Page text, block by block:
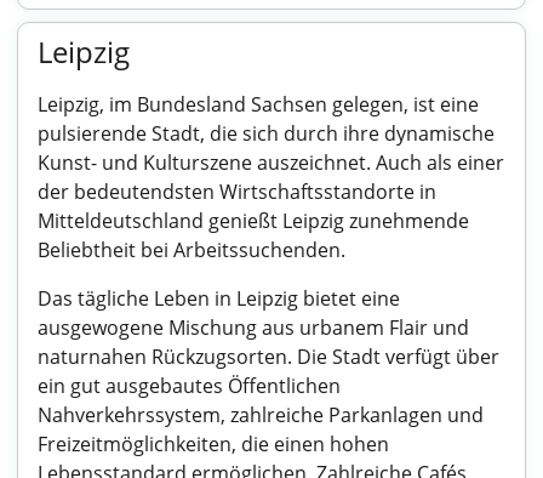
Leipzig
Leipzig, im Bundesland Sachsen gelegen, ist eine
pulsierende Stadt, die sich durch ihre dynamische
Kunst- und Kulturszene auszeichnet. Auch als einer
der bedeutendsten Wirtschaftsstandorte in
Mitteldeutschland genießt Leipzig zunehmende
Beliebtheit bei Arbeitssuchenden.
Das tägliche Leben in Leipzig bietet eine
ausgewogene Mischung aus urbanem Flair und
naturnahen Rückzugsorten. Die Stadt verfügt über
ein gut ausgebautes Öffentlichen
Nahverkehrssystem, zahlreiche Parkanlagen und
Freizeitmöglichkeiten, die einen hohen